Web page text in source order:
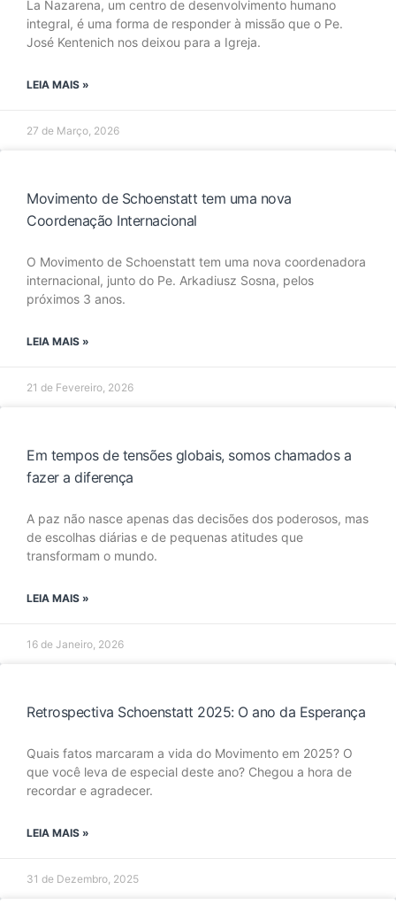
La Nazarena, um centro de desenvolvimento humano
integral, é uma forma de responder à missão que o Pe.
José Kentenich nos deixou para a Igreja.
LEIA MAIS »
27 de Março, 2026
Movimento de Schoenstatt tem uma nova
Coordenação Internacional
O Movimento de Schoenstatt tem uma nova coordenadora
internacional, junto do Pe. Arkadiusz Sosna, pelos
próximos 3 anos.
LEIA MAIS »
21 de Fevereiro, 2026
Em tempos de tensões globais, somos chamados a
fazer a diferença
A paz não nasce apenas das decisões dos poderosos, mas
de escolhas diárias e de pequenas atitudes que
transformam o mundo.
LEIA MAIS »
16 de Janeiro, 2026
Retrospectiva Schoenstatt 2025: O ano da Esperança
Quais fatos marcaram a vida do Movimento em 2025? O
que você leva de especial deste ano? Chegou a hora de
recordar e agradecer.
LEIA MAIS »
31 de Dezembro, 2025